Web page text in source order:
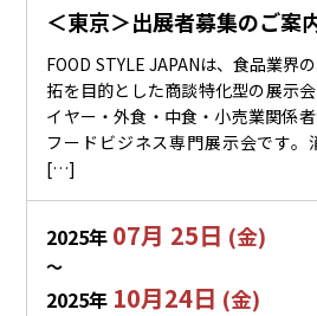
＜東京＞出展者募集のご案
FOOD STYLE JAPANは、食品業界
拓を目的とした商談特化型の展示
イヤー・外食・中食・小売業関係
フードビジネス専門展示会です。
[…]
2025年 07月 25日 (金)
〜
2025年 10月24日 (金)